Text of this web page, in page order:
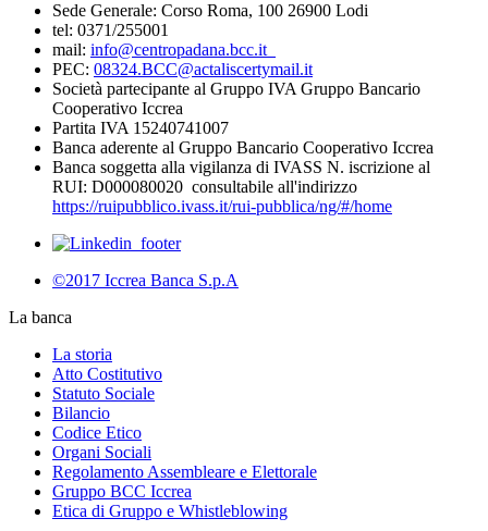
Sede Generale: Corso Roma, 100 26900 Lodi
tel: 0371/255001
mail: info@centropadana.bcc.it
PEC: 08324.BCC@actaliscertymail.it
Società partecipante al Gruppo IVA Gruppo Bancario
Cooperativo Iccrea
Partita IVA 15240741007
Banca aderente al Gruppo Bancario Cooperativo Iccrea
Banca soggetta alla vigilanza di IVASS N. iscrizione al
RUI: D000080020 consultabile all'indirizzo
https://ruipubblico.ivass.it/rui-pubblica/ng/#/home
©2017 Iccrea Banca S.p.A
La banca
La storia
Atto Costitutivo
Statuto Sociale
Bilancio
Codice Etico
Organi Sociali
Regolamento Assembleare e Elettorale
Gruppo BCC Iccrea
Etica di Gruppo e Whistleblowing